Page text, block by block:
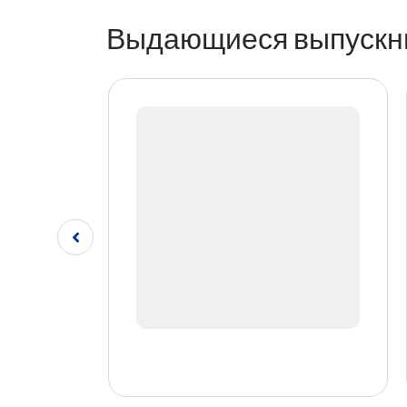
Выдающиеся